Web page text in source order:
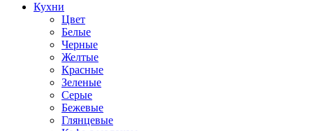
Кухни
Цвет
Белые
Черные
Желтые
Красные
Зеленые
Серые
Бежевые
Глянцевые